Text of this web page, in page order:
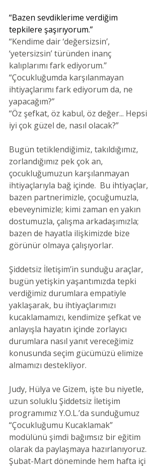
“Bazen sevdiklerime verdiğim
tepkilere şaşırıyorum.”
“Kendime dair ‘değersizsin’,
‘yetersizsin’ türünden inanç
kalıplarımı fark ediyorum.”
“Çocukluğumda karşılanmayan
ihtiyaçlarımı fark ediyorum da, ne
yapacağım?”
“Öz şefkat, öz kabul, öz değer... Hepsi
iyi çok güzel de, nasıl olacak?”
Bugün tetiklendiğimiz, takıldığımız,
zorlandığımız pek çok an,
çocukluğumuzun karşılanmayan
ihtiyaçlarıyla bağ içinde.  Bu ihtiyaçlar,
bazen partnerimizle, çocuğumuzla,
ebeveynimizle; kimi zaman en yakın
dostumuzla, çalışma arkadaşımızla;
bazen de hayatla ilişkimizde bize
görünür olmaya çalışıyorlar.
Şiddetsiz İletişim’in sunduğu araçlar,
bugün yetişkin yaşantımızda tepki
verdiğimiz durumlara empatiyle
yaklaşarak, bu ihtiyaçlarımızı
kucaklamamızı, kendimize şefkat ve
anlayışla hayatın içinde zorlayıcı
durumlara nasıl yanıt vereceğimiz
konusunda seçim gücümüzü elimize
almamızı destekliyor.
Judy, Hülya ve Gizem, işte bu niyetle,
uzun soluklu Şiddetsiz İletişim
programımız Y.O.L.’da sunduğumuz
“Çocukluğumu Kucaklamak”
modülünü şimdi bağımsız bir eğitim
olarak da paylaşmaya hazırlanıyoruz.
Şubat-Mart döneminde hem hafta içi